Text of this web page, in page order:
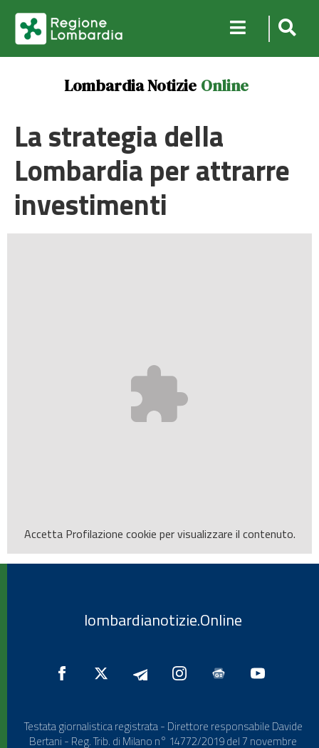
Lombardia Notizie Online
La strategia della
Lombardia per attrarre
investimenti
Accetta Profilazione cookie per visualizzare il contenuto.
lombardianotizie.Online
Testata giornalistica registrata - Direttore responsabile Davide
Bertani - Reg. Trib. di Milano n° 14772/2019 del 7 novembre